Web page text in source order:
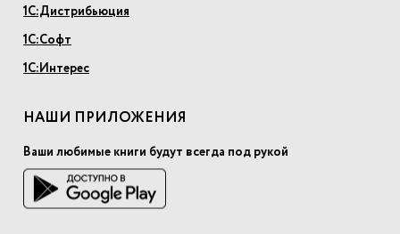
1С:Дистрибьюция
1С:Софт
1С:Интерес
НАШИ ПРИЛОЖЕНИЯ
Ваши любимые книги будут всегда под рукой